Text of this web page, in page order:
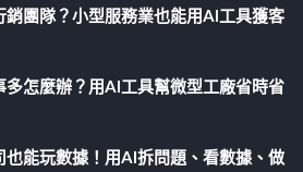
團隊？小型服務業也能用AI工具獲客
怎麼辦？用AI工具幫微型工廠省時省
能玩數據！用AI拆問題、看數據、做